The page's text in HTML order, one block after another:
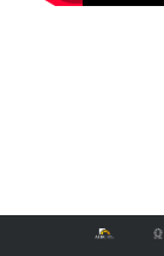
Navigazione